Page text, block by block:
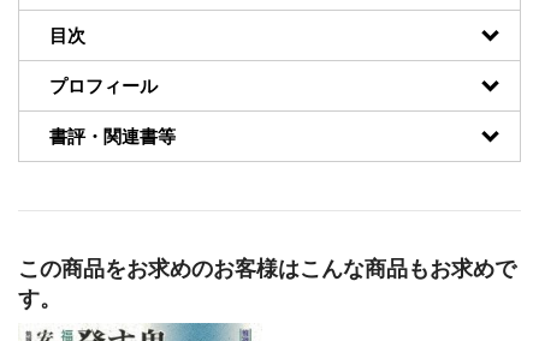
目次
プロフィール
書評・関連書等
この商品をお求めのお客様はこんな商品もお求めで
す。